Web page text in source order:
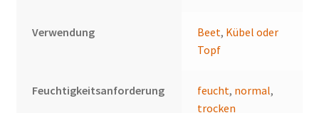
Verwendung Beet, Kübel oder
Topf
Feuchtigkeitsanforderung feucht, normal,
trocken